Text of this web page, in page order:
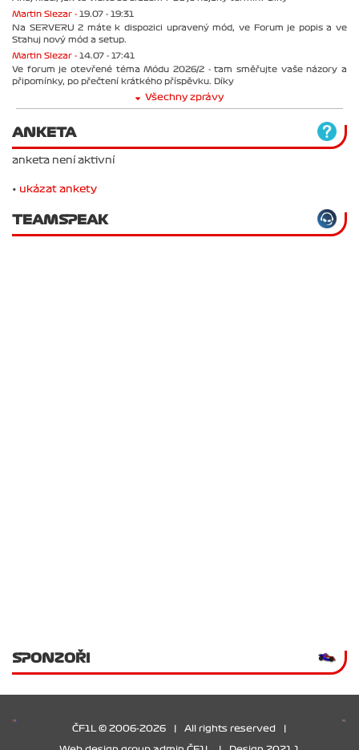
Martin Slezar - 19.07 - 19:31
Na SERVERU 2 máte k dispozici upravený mód, ve Forum je popis a ve
Stahuj nový mód a setup.
Martin Slezar - 14.07 - 17:41
Ve forum je otevřené téma Módu 2026/2 - tam směřujte vaše názory a
připomínky, po přečtení krátkého příspěvku. Díky
Všechny zprávy
ANKETA
anketa není aktivní
• ukázat ankety
TEAMSPEAK
SPONZOŘI
ČF1L © 2006-2026 All rights reserved